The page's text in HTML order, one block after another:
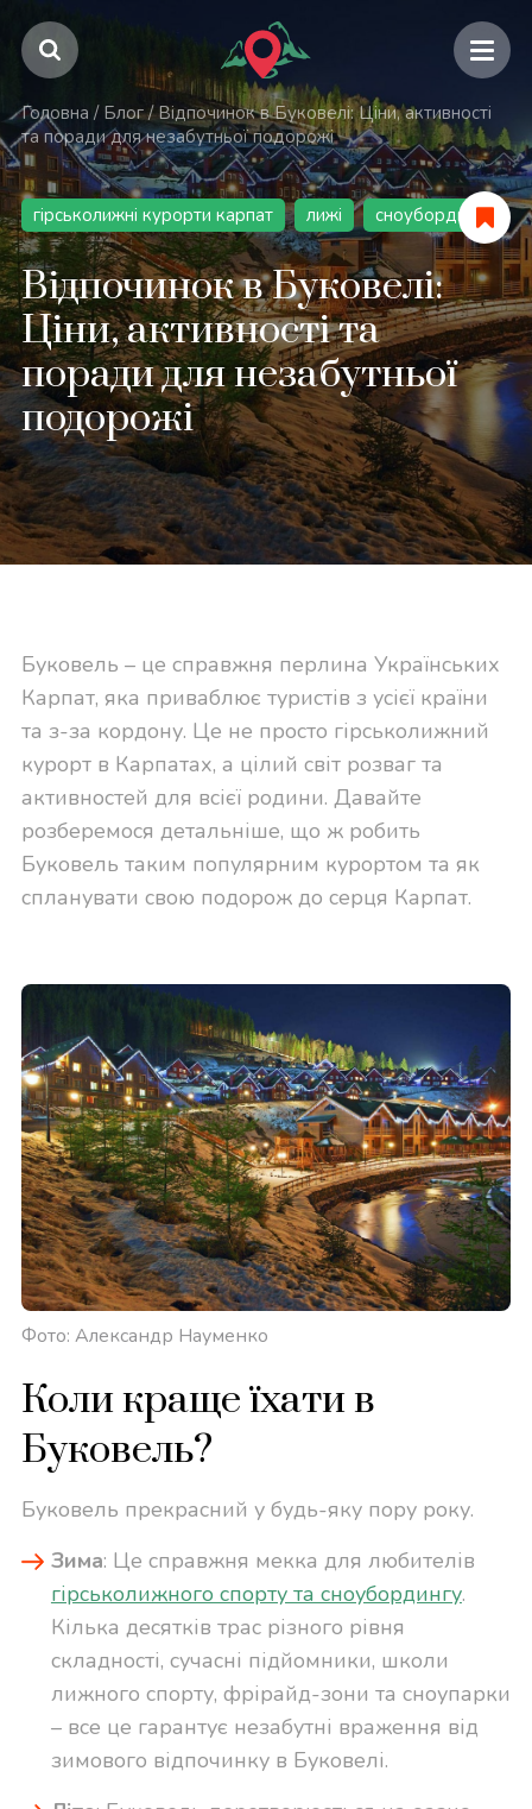
Головна / Блог /Відпочинок в Буковелі: Ціни, активності
та поради для незабутньої подорожі
гірськолижні курорти карпат лижі сноубординг
Відпочинок в Буковелі:
Ціни, активності та
поради для незабутньої
подорожі
Буковель – це справжня перлина Українських
Карпат, яка приваблює туристів з усієї країни
та з-за кордону. Це не просто гірськолижний
курорт в Карпатах, а цілий світ розваг та
активностей для всієї родини. Давайте
розберемося детальніше, що ж робить
Буковель таким популярним курортом та як
спланувати свою подорож до серця Карпат.
Фото: Александр Науменко
Коли краще їхати в
Буковель?
Буковель прекрасний у будь-яку пору року.
Зима: Це справжня мекка для любителів
гірськолижного спорту та сноубордингу.
Кілька десятків трас різного рівня
складності, сучасні підйомники, школи
лижного спорту, фрірайд-зони та сноупарки
– все це гарантує незабутні враження від
зимового відпочинку в Буковелі.